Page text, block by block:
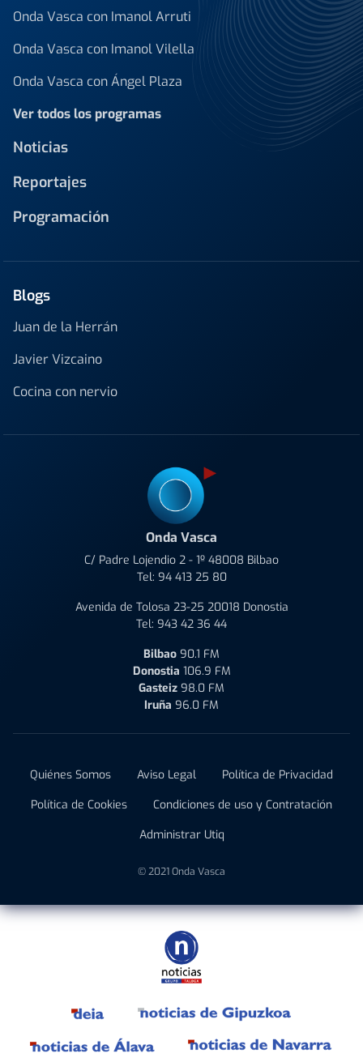
Onda Vasca con Imanol Arruti
Onda Vasca con Imanol Vilella
Onda Vasca con Ángel Plaza
Ver todos los programas
Noticias
Reportajes
Programación
Blogs
Juan de la Herrán
Javier Vizcaino
Cocina con nervio
Onda Vasca
C/ Padre Lojendio 2 - 1º 48008 Bilbao
Tel: 94 413 25 80
Avenida de Tolosa 23-25 20018 Donostia
Tel: 943 42 36 44
Bilbao 90.1 FM
Donostia 106.9 FM
Gasteiz 98.0 FM
Iruña 96.0 FM
Quiénes Somos Aviso Legal
Política de Privacidad
Política de Cookies
Condiciones de uso y Contratación
Administrar Utiq
© 2021 Onda Vasca